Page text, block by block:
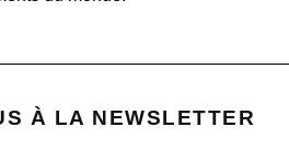
À LA NEWSLETTER